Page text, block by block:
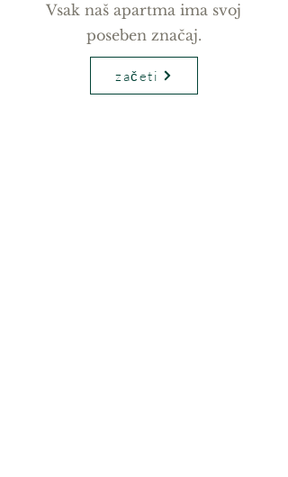
Vsak naš apartma ima svoj
poseben značaj.
začeti